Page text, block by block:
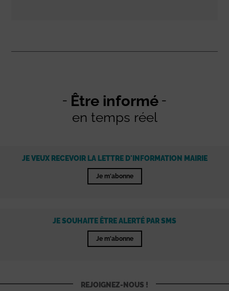
Être informé
en temps réel
JE VEUX RECEVOIR LA LETTRE D'INFORMATION MAIRIE
Je m'abonne
JE SOUHAITE ÊTRE ALERTÉ PAR SMS
Je m'abonne
REJOIGNEZ-NOUS !